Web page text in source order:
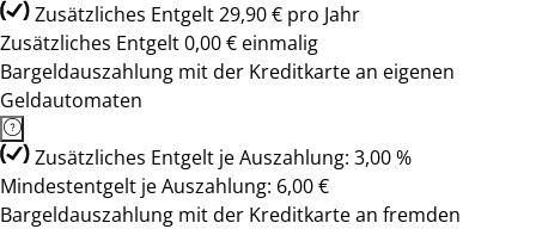
Zusätzliches Entgelt 29,90 € pro Jahr
Zusätzliches Entgelt 0,00 € einmalig
Bargeldauszahlung mit der Kreditkarte an eigenen
Geldautomaten
Zusätzliches Entgelt je Auszahlung: 3,00 %
Mindestentgelt je Auszahlung: 6,00 €
Bargeldauszahlung mit der Kreditkarte an fremden